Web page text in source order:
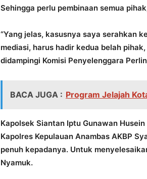
Sehingga perlu pembinaan semua
“Yang jelas, kasusnya saya serahkan
mediasi, harus hadir kedua belah
didampingi Komisi Penyelenggara
BACA JUGA : Program Jelajah
Kapolsek Siantan Iptu Gunawan
Kapolres Kepulauan Anambas AKBP
penuh kepadanya. Untuk
Nyamuk.